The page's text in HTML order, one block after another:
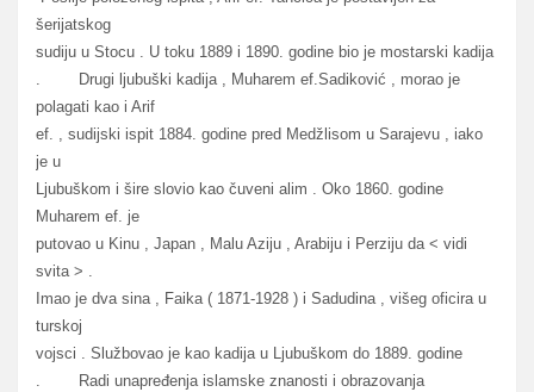
šerijatskog
sudiju u Stocu . U toku 1889 i 1890. godine bio je mostarski kadija
. Drugi ljubuški kadija , Muharem ef.Sadiković , morao je
polagati kao i Arif
ef. , sudijski ispit 1884. godine pred Medžlisom u Sarajevu , iako
je u
Ljubuškom i šire slovio kao čuveni alim . Oko 1860. godine
Muharem ef. je
putovao u Kinu , Japan , Malu Aziju , Arabiju i Perziju da < vidi
svita > .
Imao je dva sina , Faika ( 1871-1928 ) i Sadudina , višeg oficira u
turskoj
vojsci . Službovao je kao kadija u Ljubuškom do 1889. godine
. Radi unapređenja islamske znanosti i obrazovanja